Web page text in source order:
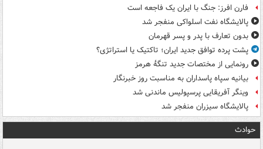
فارن افرز: جنگ با ایران یک فاجعه است
پالایشگاه نفت اسلواکی منفجر شد
بدون تعارف با پدر و پسر قهرمان
پشت پرده توافق جدید ایران؛ تاکتیک یا استراتژی؟
رونمایی از مختصات جدید تنگۀ هرمز
بیانیه سپاه پاسداران به مناسبت روز خبرنگار
وینگر آفریقایی پرسپولیس ماندنی شد
پالایشگاه سیزران منفجر شد
حوادث